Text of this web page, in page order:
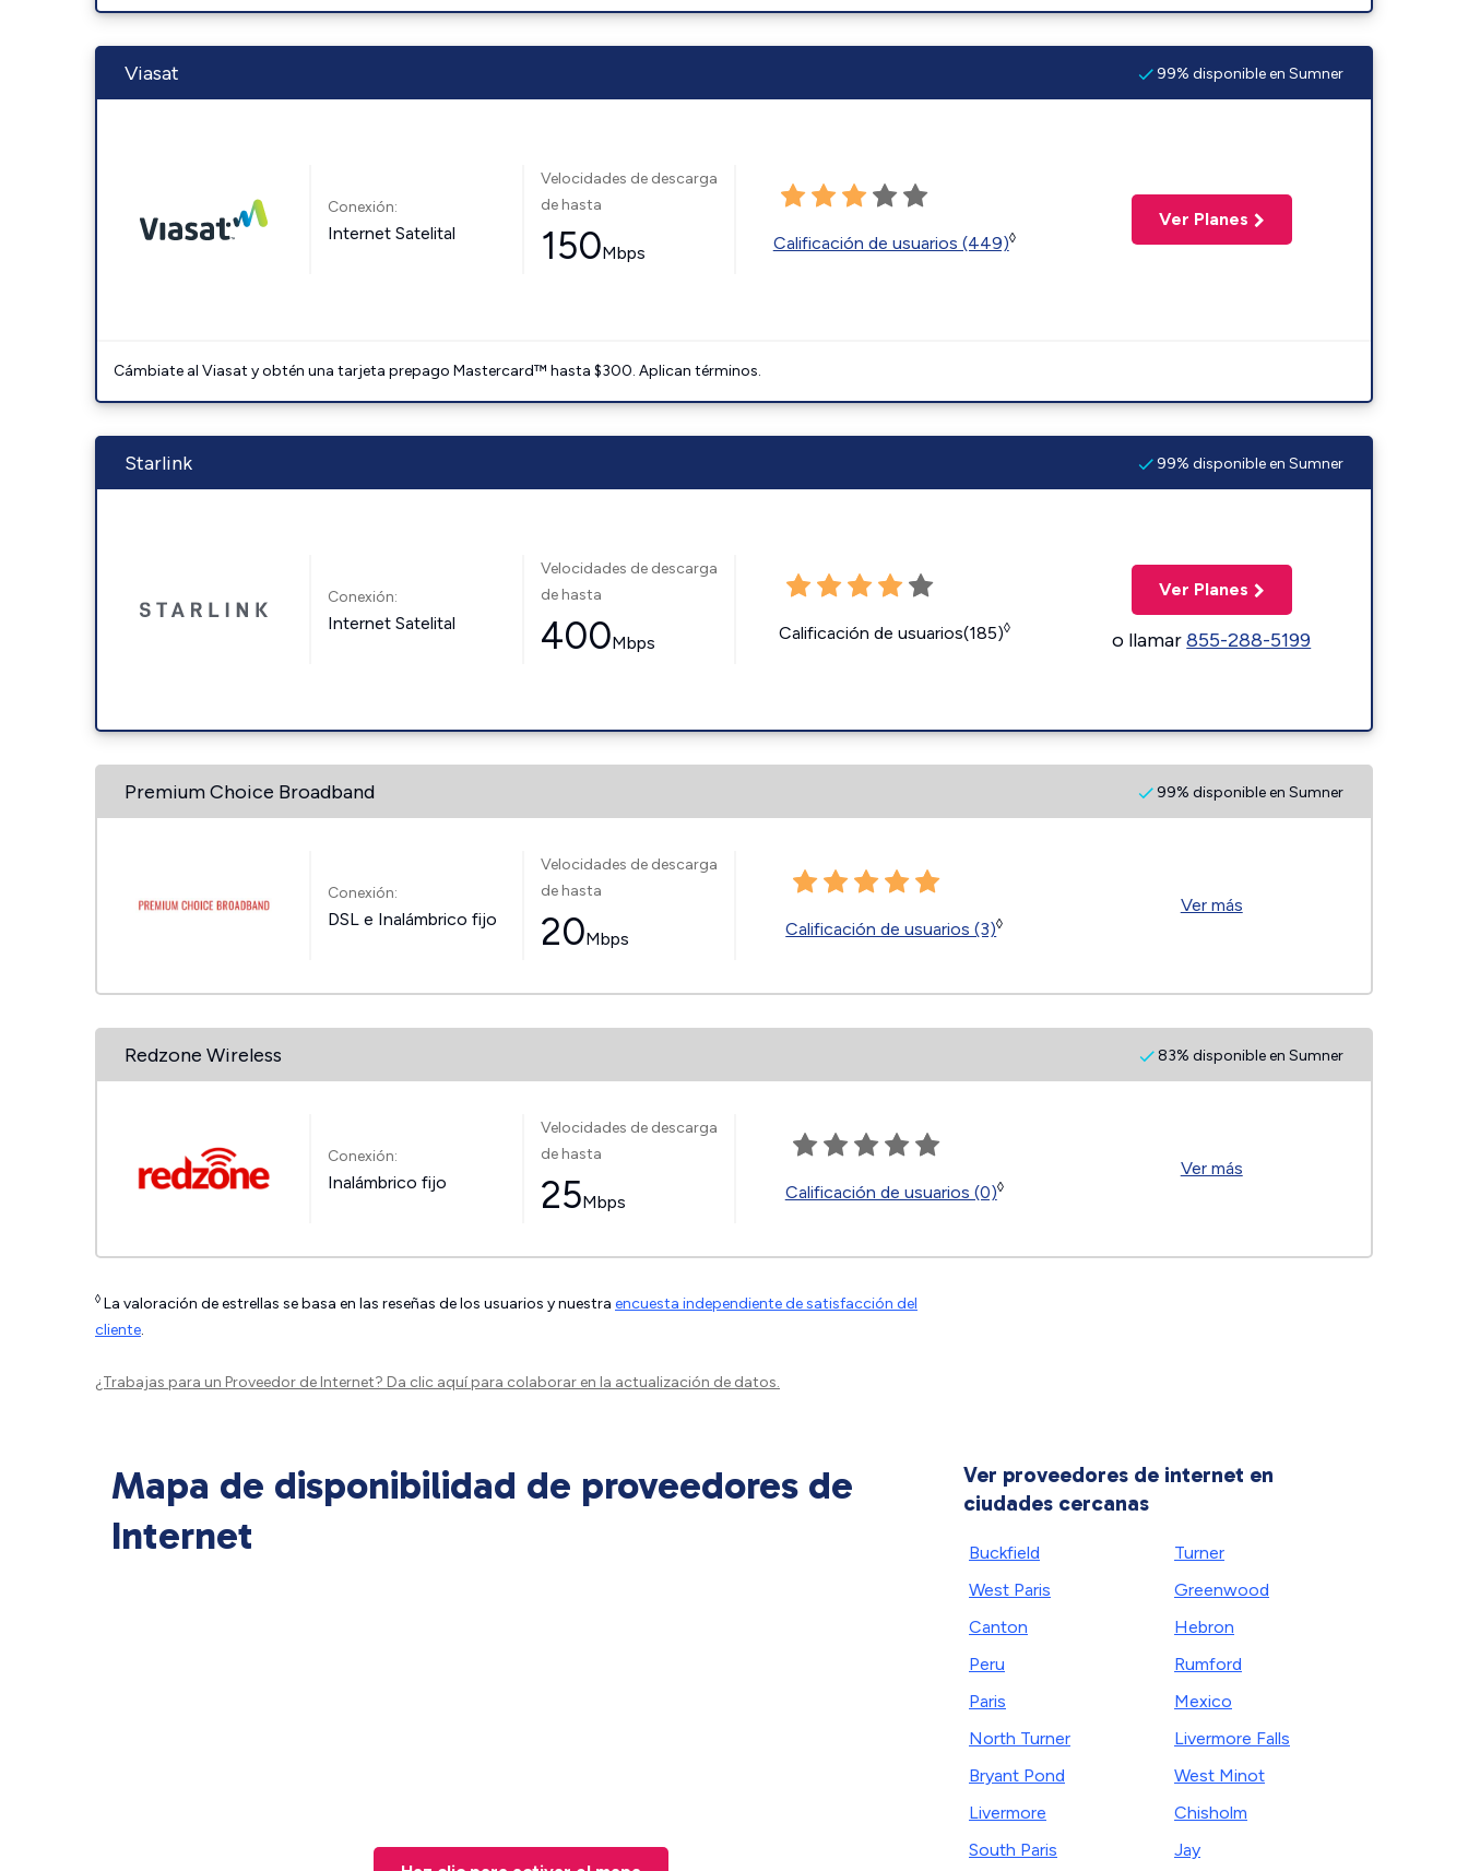
Viasat 99% disponible en Sumner
Conexión:
Internet Satelital
Velocidades de descarga
de hasta
150Mbps Calificación de usuarios (449)◊
Ver Planes
Cámbiate al Viasat y obtén una tarjeta prepago Mastercard™ hasta $300. Aplican términos.
Starlink 99% disponible en Sumner
Conexión:
Internet Satelital
Velocidades de descarga
de hasta
400Mbps Calificación de usuarios(185)◊
Ver Planes
o llamar855-288-5199
Premium Choice Broadband 99% disponible en Sumner
Conexión:
DSL e Inalámbrico fijo
Velocidades de descarga
de hasta
20Mbps Calificación de usuarios (3)◊
Ver más
Redzone Wireless 83% disponible en Sumner
Conexión:
Inalámbrico fijo
Velocidades de descarga
de hasta
25Mbps Calificación de usuarios (0)◊
Ver más
◊ La valoración de estrellas se basa en las reseñas de los usuarios y nuestra encuesta independiente de satisfacción del
cliente.
¿Trabajas para un Proveedor de Internet? Da clic aquípara colaborar en la actualización de datos.
Mapa de disponibilidad de proveedores de
Internet
Ver proveedores de internet en
ciudades cercanas
Buckfield
West Paris
Canton
Peru
Paris
North Turner
Bryant Pond
Livermore
South Paris
Turner
Greenwood
Hebron
Rumford
Mexico
Livermore Falls
West Minot
Chisholm
Jay